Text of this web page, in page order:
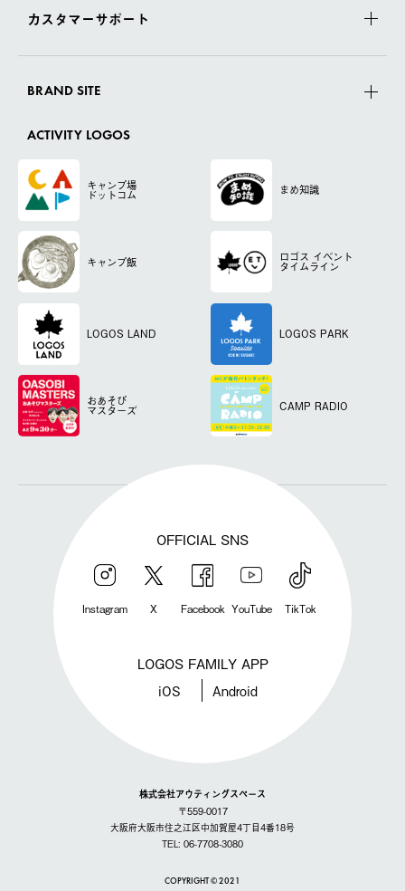
カスタマーサポート
BRAND SITE
ACTIVITY LOGOS
キャンプ場
ドットコム まめ知識
キャンプ飯 ロゴス イベント
タイムライン
LOGOS LAND LOGOS PARK
おあそび
マスターズ CAMP RADIO
OFFICIAL SNS
Instagram X Facebook YouTube TikTok
LOGOS FAMILY APP
iOS Android
株式会社アウティングスペース
〒559-0017
大阪府大阪市住之江区中加賀屋4丁目4番18号
TEL: 06-7708-3080
COPYRIGHT © 2021